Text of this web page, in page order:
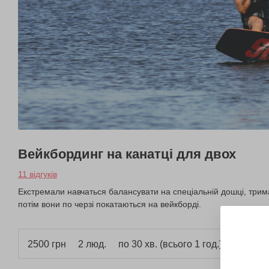
Вейкбординг на канатці для двох
11 відгуків
Екстремали навчаться балансувати на спеціальній дошці,
потім вони по черзі покатаються на вейкборді.
2500 грн 2 люд. по 30 хв. (всього 1 год.)